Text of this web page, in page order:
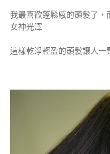
我最喜歡蓬鬆感的頭髮了，
女神光澤
這樣乾淨輕盈的頭髮讓人一